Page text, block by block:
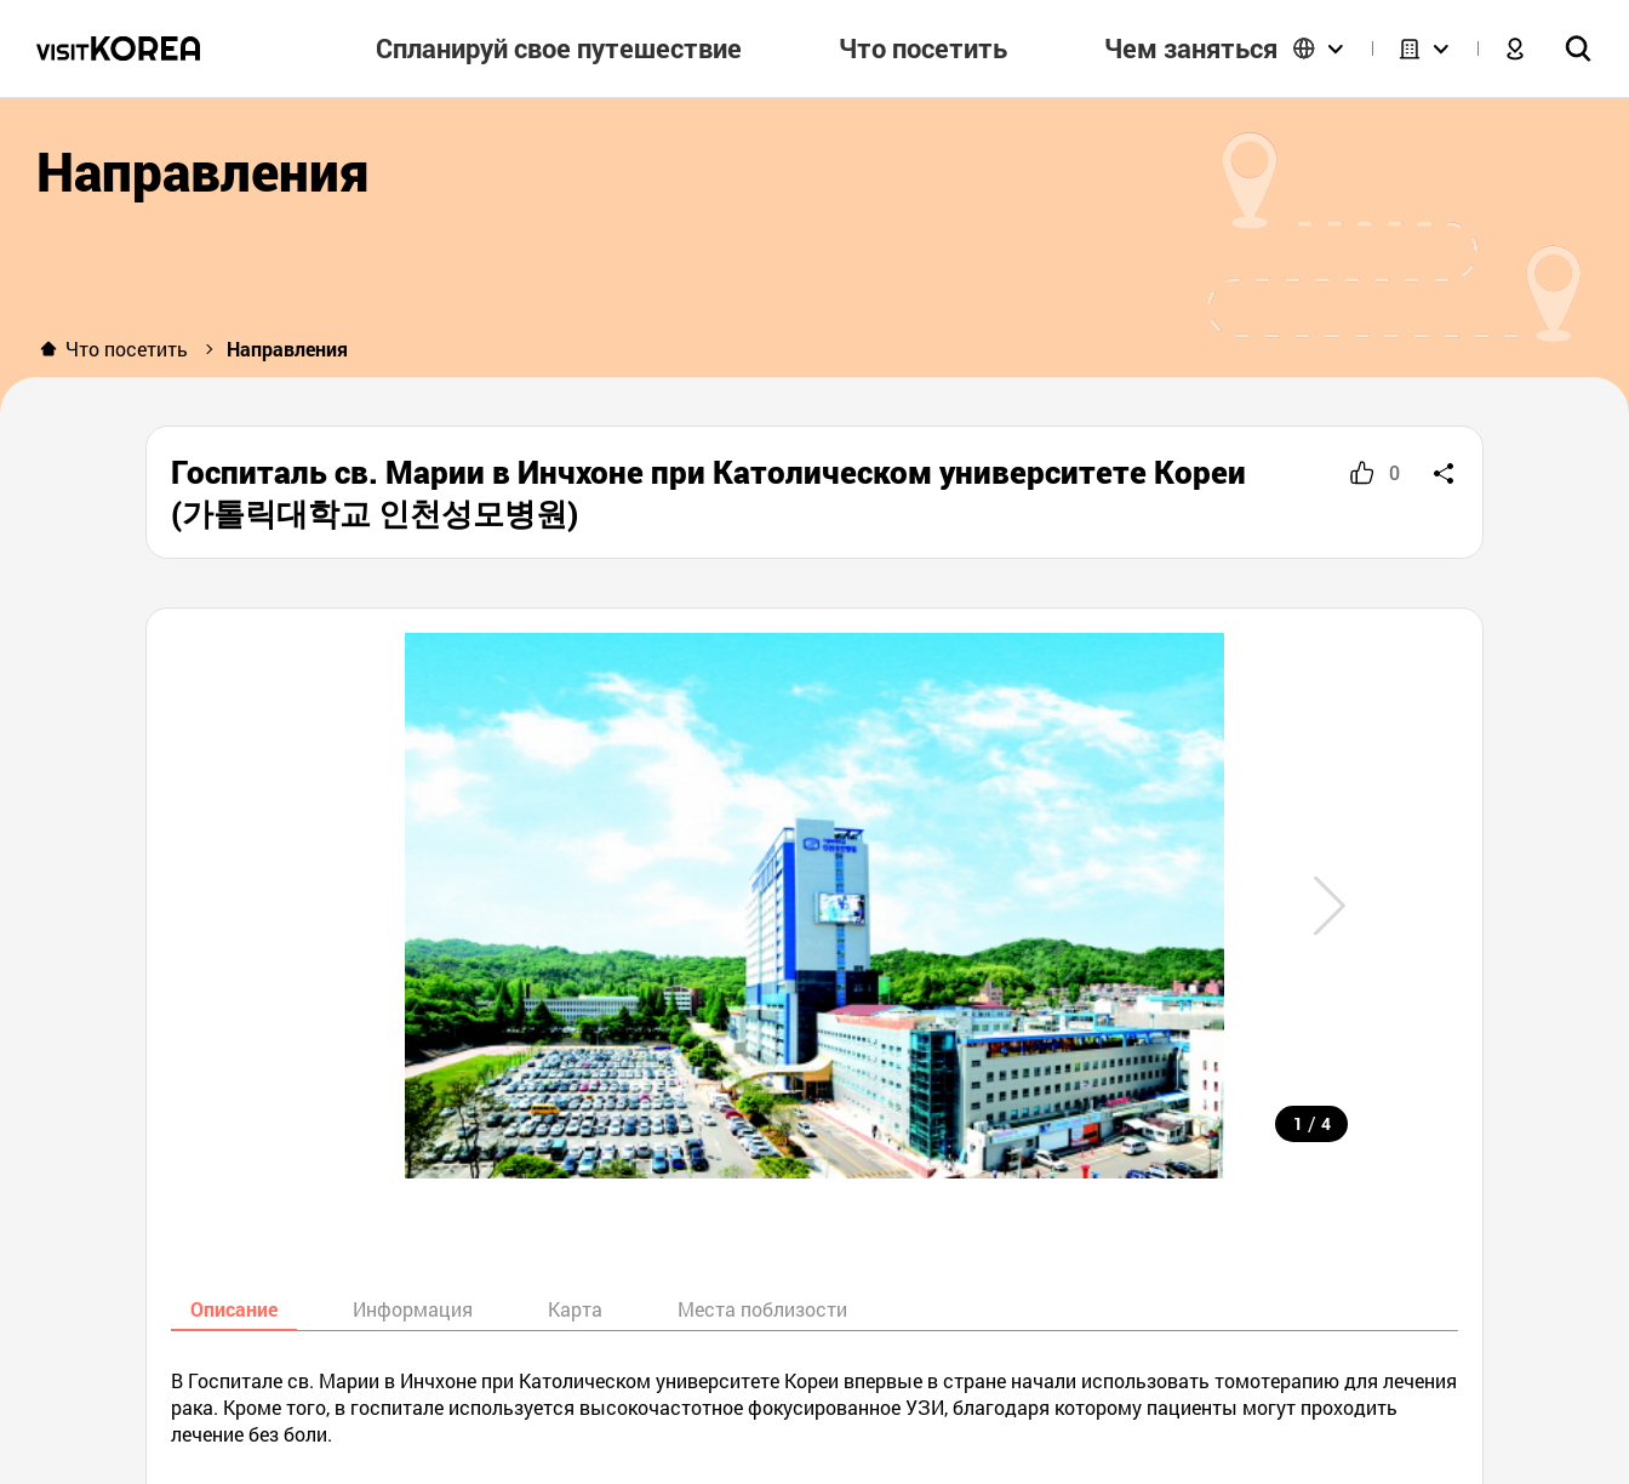
Спланируй свое путешествие Что посетить Чем заняться
Направления
Что посетить Направления
Госпиталь св. Марии в Инчхоне при Католическом университете Кореи
(가톨릭대학교 인천성모병원)
0
1 / 4
Описание Информация Карта Места поблизости
В Госпитале св. Марии в Инчхоне при Католическом университете Кореи впервые в стране начали использовать томотерапию для лечения
рака. Кроме того, в госпитале используется высокочастотное фокусированное УЗИ, благодаря которому пациенты могут проходить
лечение без боли.